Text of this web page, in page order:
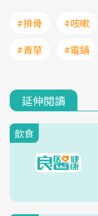
#排骨 #咳嗽
#青草
#電鍋
延伸閱讀
飲食